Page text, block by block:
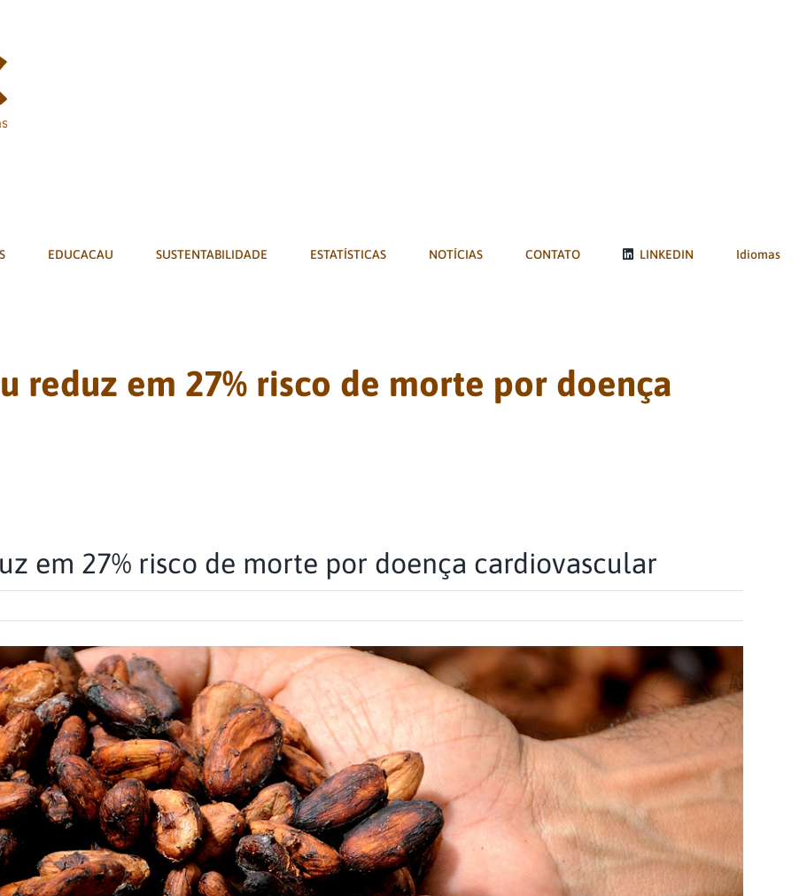
EDUCACAU SUSTENTABILIDADE ESTATÍSTICAS NOTÍCIAS CONTATO LINKEDIN Idiomas
reduz em 27% risco de morte por doença
em 27% risco de morte por doença cardiovascular